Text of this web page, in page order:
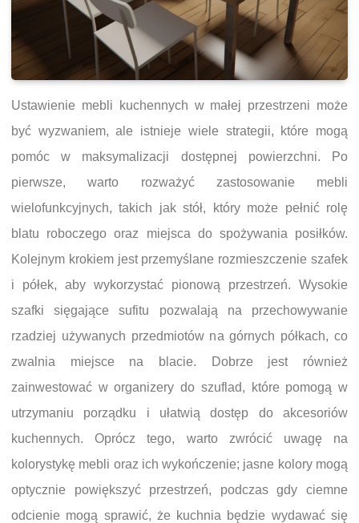
Ustawienie mebli kuchennych w małej przestrzeni może
być wyzwaniem, ale istnieje wiele strategii, które mogą
pomóc w maksymalizacji dostępnej powierzchni. Po
pierwsze, warto rozważyć zastosowanie mebli
wielofunkcyjnych, takich jak stół, który może pełnić rolę
blatu roboczego oraz miejsca do spożywania posiłków.
Kolejnym krokiem jest przemyślane rozmieszczenie szafek
i półek, aby wykorzystać pionową przestrzeń. Wysokie
szafki sięgające sufitu pozwalają na przechowywanie
rzadziej używanych przedmiotów na górnych półkach, co
zwalnia miejsce na blacie. Dobrze jest również
zainwestować w organizery do szuflad, które pomogą w
utrzymaniu porządku i ułatwią dostęp do akcesoriów
kuchennych. Oprócz tego, warto zwrócić uwagę na
kolorystykę mebli oraz ich wykończenie; jasne kolory mogą
optycznie powiększyć przestrzeń, podczas gdy ciemne
odcienie mogą sprawić, że kuchnia będzie wydawać się